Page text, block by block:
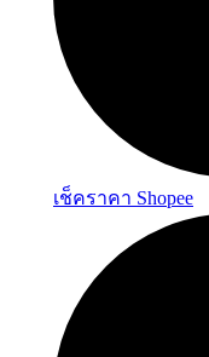
เช็คราคา Shopee